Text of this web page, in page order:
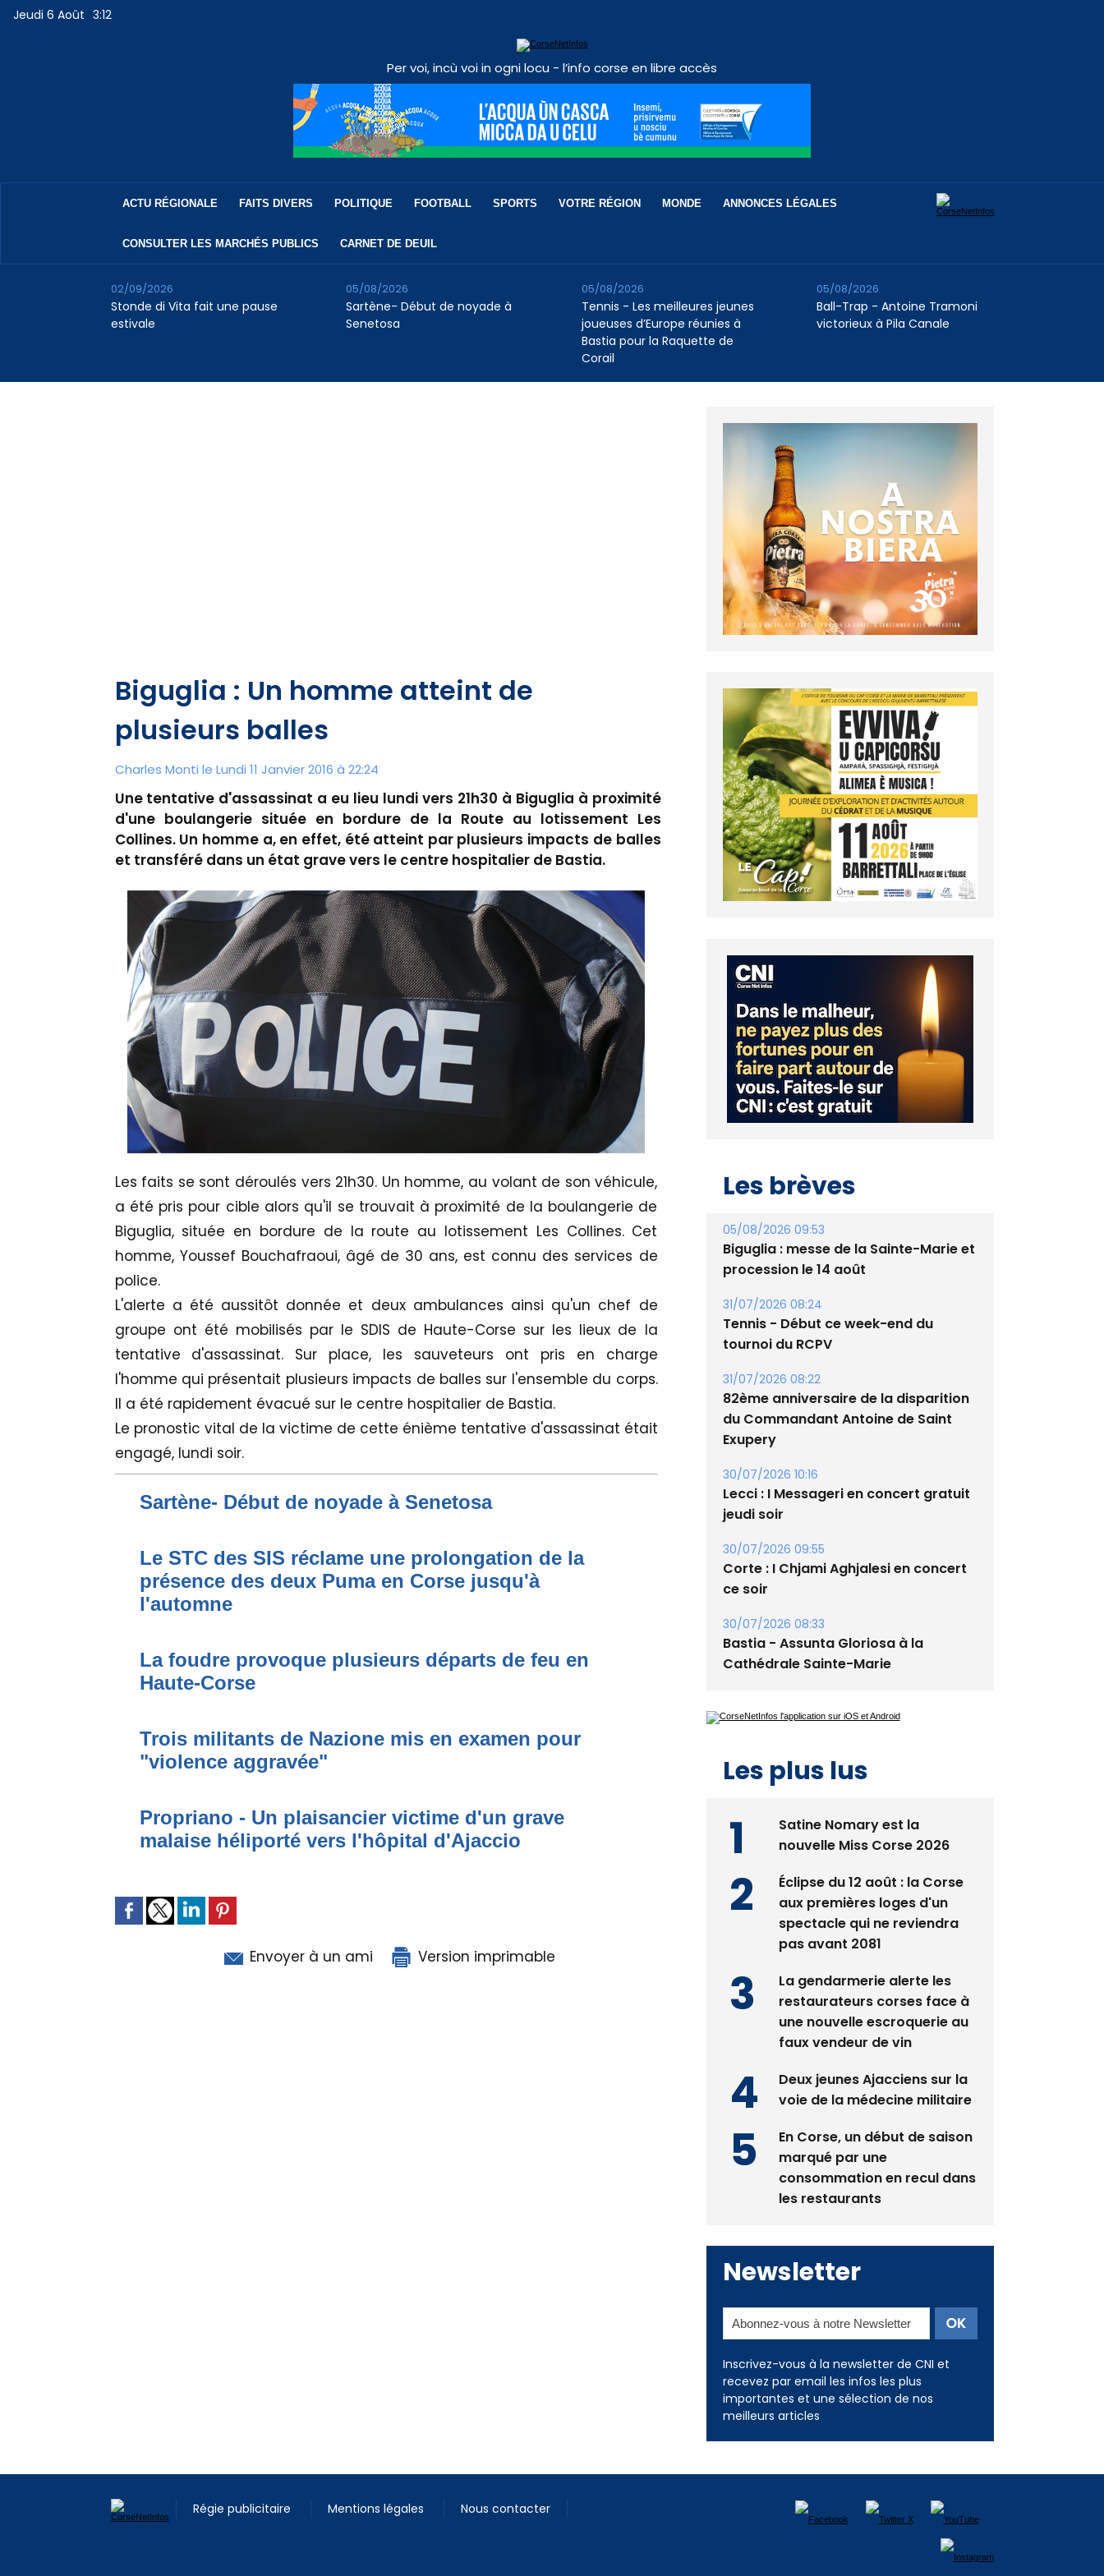
Jeudi 6 Août 3:12
Per voi, incù voi in ogni locu - l’info corse en libre accès
ACTU RÉGIONALE FAITS DIVERS POLITIQUE FOOTBALL SPORTS VOTRE RÉGION MONDE ANNONCES LÉGALES
CONSULTER LES MARCHÉS PUBLICS CARNET DE DEUIL
Stonde di Vita fait une pause
estivale
02/09/2026
Sartène- Début de noyade à
Senetosa
05/08/2026
Tennis - Les meilleures jeunes
joueuses d’Europe réunies à
Bastia pour la Raquette de
Corail
05/08/2026
Ball-Trap - Antoine Tramoni
victorieux à Pila Canale
05/08/2026
Biguglia : Un homme atteint de
plusieurs balles
Charles Monti le Lundi 11 Janvier 2016 à 22:24
Une tentative d'assassinat a eu lieu lundi vers 21h30 à Biguglia à proximité
d'une boulangerie située en bordure de la Route au lotissement Les
Collines. Un homme a, en effet, été atteint par plusieurs impacts de balles
et transféré dans un état grave vers le centre hospitalier de Bastia.
Les faits se sont déroulés vers 21h30. Un homme, au volant de son véhicule,
a été pris pour cible alors qu'il se trouvait à proximité de la boulangerie de
Biguglia, située en bordure de la route au lotissement Les Collines. Cet
homme, Youssef Bouchafraoui, âgé de 30 ans, est connu des services de
police.
L'alerte a été aussitôt donnée et deux ambulances ainsi qu'un chef de
groupe ont été mobilisés par le SDIS de Haute-Corse sur les lieux de la
tentative d'assassinat. Sur place, les sauveteurs ont pris en charge
l'homme qui présentait plusieurs impacts de balles sur l'ensemble du corps.
Il a été rapidement évacué sur le centre hospitalier de Bastia.
Le pronostic vital de la victime de cette énième tentative d'assassinat était
engagé, lundi soir.
Sartène- Début de noyade à Senetosa
Le STC des SIS réclame une prolongation de la
présence des deux Puma en Corse jusqu'à
l'automne
La foudre provoque plusieurs départs de feu en
Haute-Corse
Trois militants de Nazione mis en examen pour
"violence aggravée"
Propriano - Un plaisancier victime d'un grave
malaise héliporté vers l'hôpital d'Ajaccio
Envoyer à un ami Version imprimable
Les brèves
05/08/2026 09:53
Biguglia : messe de la Sainte-Marie et
procession le 14 août
31/07/2026 08:24
Tennis - Début ce week-end du
tournoi du RCPV
31/07/2026 08:22
82ème anniversaire de la disparition
du Commandant Antoine de Saint
Exupery
30/07/2026 10:16
Lecci : I Messageri en concert gratuit
jeudi soir
30/07/2026 09:55
Corte : I Chjami Aghjalesi en concert
ce soir
30/07/2026 08:33
Bastia - Assunta Gloriosa à la
Cathédrale Sainte-Marie
Les plus lus
Satine Nomary est la
nouvelle Miss Corse 2026
Éclipse du 12 août : la Corse
aux premières loges d'un
spectacle qui ne reviendra
pas avant 2081
La gendarmerie alerte les
restaurateurs corses face à
une nouvelle escroquerie au
faux vendeur de vin
Deux jeunes Ajacciens sur la
voie de la médecine militaire
En Corse, un début de saison
marqué par une
consommation en recul dans
les restaurants
Newsletter
Inscrivez-vous à la newsletter de CNI et
recevez par email les infos les plus
importantes et une sélection de nos
meilleurs articles
Régie publicitaire Mentions légales Nous contacter